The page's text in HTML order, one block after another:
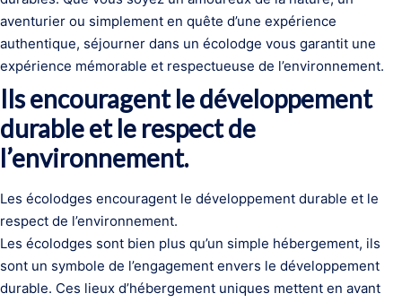
aventurier ou simplement en quête d’une expérience
authentique, séjourner dans un écolodge vous garantit une
expérience mémorable et respectueuse de l’environnement.
Ils encouragent le développement
durable et le respect de
l’environnement.
Les écolodges encouragent le développement durable et le
respect de l’environnement.
Les écolodges sont bien plus qu’un simple hébergement, ils
sont un symbole de l’engagement envers le développement
durable. Ces lieux d’hébergement uniques mettent en avant